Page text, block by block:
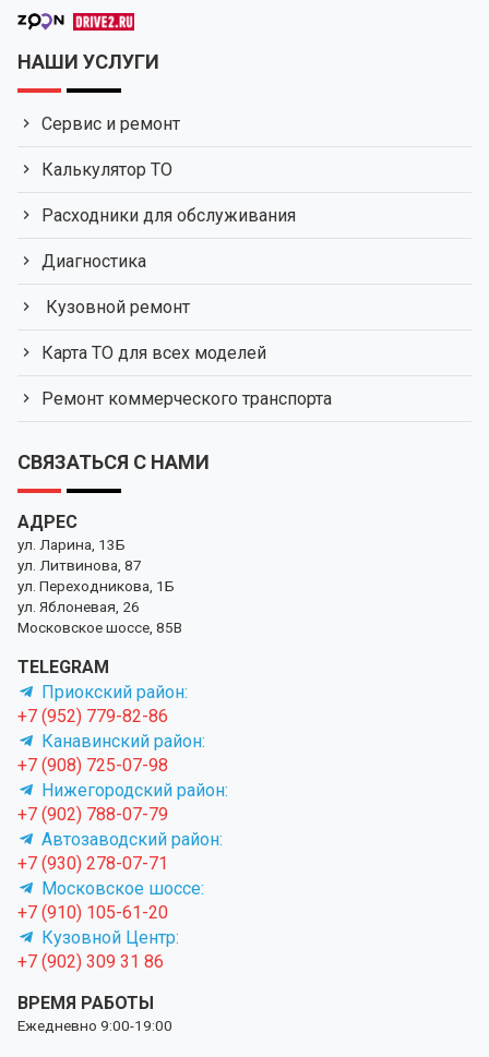
НАШИ УСЛУГИ
Сервис и ремонт
Калькулятор ТО
Расходники для обслуживания
Диагностика
Кузовной ремонт
Карта ТО для всех моделей
Ремонт коммерческого транспорта
СВЯЗАТЬСЯ С НАМИ
АДРЕС
ул. Ларина, 13Б
ул. Литвинова, 87
ул. Переходникова, 1Б
ул. Яблоневая, 26
Московское шоссе, 85В
TELEGRAM
Приокский район:
+7 (952) 779-82-86
Канавинский район:
+7 (908) 725-07-98
Нижегородский район:
+7 (902) 788-07-79
Автозаводский район:
+7 (930) 278-07-71
Московское шоссе:
+7 (910) 105-61-20
Кузовной Центр:
+7 (902) 309 31 86
ВРЕМЯ РАБОТЫ
Ежедневно 9:00-19:00